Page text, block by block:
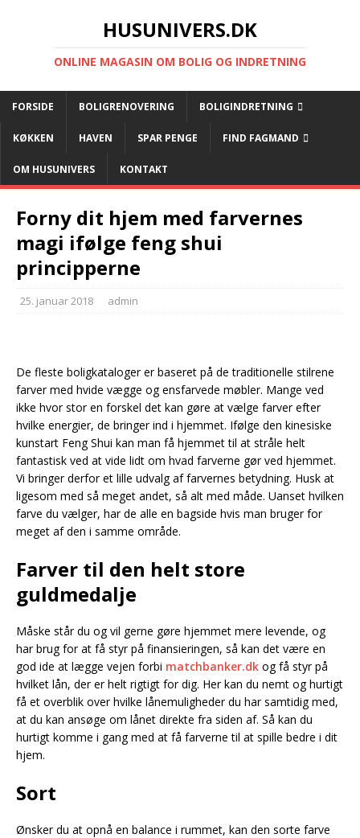
HUSUNIVERS.DK
ONLINE MAGASIN OM BOLIG OG INDRETNING
FORSIDE BOLIGRENOVERING BOLIGINDRETNING
KØKKEN HAVEN SPAR PENGE FIND FAGMAND
OM HUSUNIVERS KONTAKT
Forny dit hjem med farvernes
magi ifølge feng shui
principperne
25. januar 2018 admin
De fleste boligkataloger er baseret på de traditionelle stilrene
farver med hvide vægge og ensfarvede møbler. Mange ved
ikke hvor stor en forskel det kan gøre at vælge farver efter
hvilke energier, de bringer ind i hjemmet. Ifølge den kinesiske
kunstart Feng Shui kan man få hjemmet til at stråle helt
fantastisk ved at vide lidt om hvad farverne gør ved hjemmet.
Vi bringer derfor et lille udvalg af farvernes betydning. Husk at
ligesom med så meget andet, så alt med måde. Uanset hvilken
farve du vælger, har de alle en bagside hvis man bruger for
meget af den i samme område.
Farver til den helt store
guldmedalje
Måske står du og vil gerne gøre hjemmet mere levende, og
har brug for at få styr på finansieringen, så kan det være en
god ide at lægge vejen forbi matchbanker.dk og få styr på
hvilket lån, der er helt rigtigt for dig. Her kan du nemt og hurtigt
få et overblik over hvilke lånemuligheder du har samtidig med,
at du kan ansøge om lånet direkte fra siden af. Så kan du
hurtigt komme i gang med at få farverne til at spille bedre i dit
hjem.
Sort
Ønsker du at opnå en balance i rummet, kan den sorte farve